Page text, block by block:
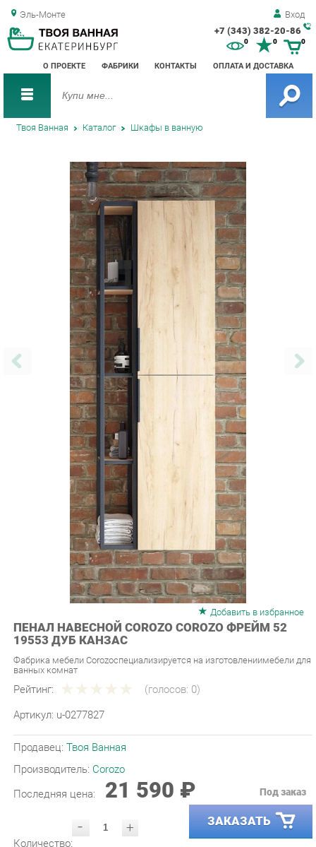
Эль-Монте Вход
+7 (343) 382-20-86
О ПРОЕКТЕ ФАБРИКИ КОНТАКТЫ ОПЛАТА И ДОСТАВКА
0 0
Твоя Ванная Каталог Шкафы в ванную
Добавить в избранное
ПЕНАЛ НАВЕСНОЙ COROZO COROZO ФРЕЙМ 52
Фабрика мебели Corozoспециализируется на изготовлениимебели для
ванных комнат
Рейтинг: (голосов:0)
Артикул: u-0277827
Продавец:Твоя Ванная
Производитель:Corozo
Последняя цена: 21 590 ₽
- + ЗАКАЗАТЬ
УТОЧНИТЬ НАЛИЧИЕ